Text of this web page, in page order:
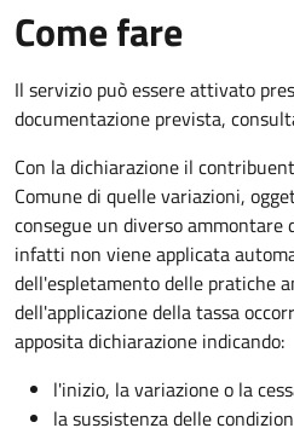
Come fare
Il servizio può essere attivato
documentazione prevista,
Con la dichiarazione il
Comune di quelle variazioni,
consegue un diverso ammontare
infatti non viene applicata
dell'espletamento delle pratiche
dell'applicazione della tassa
apposita dichiarazione indicando:
l'inizio, la variazione o la
la sussistenza delle